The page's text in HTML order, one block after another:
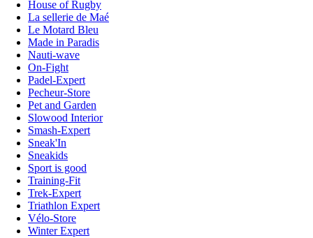
House of Rugby
La sellerie de Maé
Le Motard Bleu
Made in Paradis
Nauti-wave
On-Fight
Padel-Expert
Pecheur-Store
Pet and Garden
Slowood Interior
Smash-Expert
Sneak'In
Sneakids
Sport is good
Training-Fit
Trek-Expert
Triathlon Expert
Vélo-Store
Winter Expert